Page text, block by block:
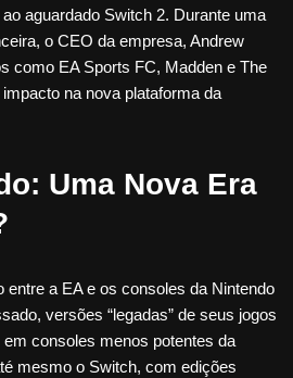
aguardado Switch 2. Durante uma
o CEO da empresa, Andrew
como EA Sports FC, Madden e The
na nova plataforma da
Uma Nova Era
entre a EA e os consoles da Nintendo
versões “legadas” de seus jogos
consoles menos potentes da
mesmo o Switch, com edições